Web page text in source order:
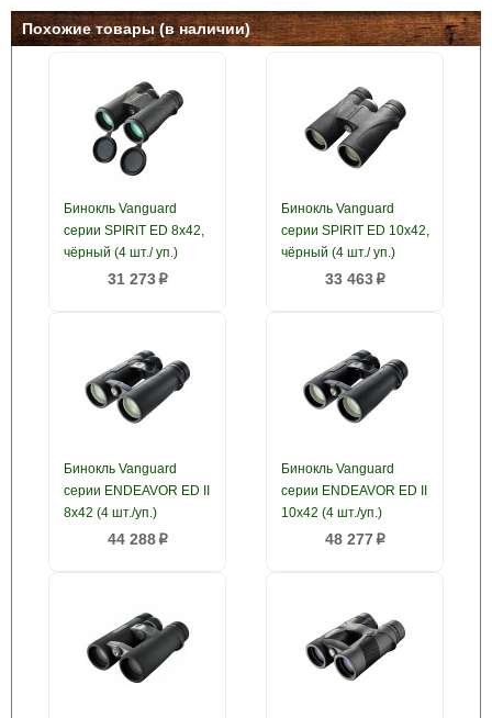
Похожие товары (в наличии)
Бинокль Vanguard
серии SPIRIT ED 8х42,
чёрный (4 шт./ уп.)
31 273p
Бинокль Vanguard
серии SPIRIT ED 10х42,
чёрный (4 шт./ уп.)
33 463p
Бинокль Vanguard
серии ENDEAVOR ED II
8х42 (4 шт./уп.)
44 288p
Бинокль Vanguard
серии ENDEAVOR ED II
10х42 (4 шт./уп.)
48 277 p